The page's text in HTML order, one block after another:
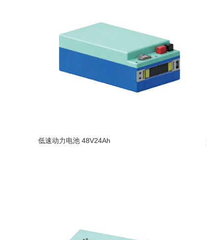
低速动力电池 48V24Ah